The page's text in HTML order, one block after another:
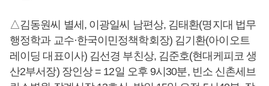
△김동원씨 별세, 이광일씨 남편상, 김태환(명지대 법무
행정학과 교수·한국이민정책학회장) 김기환(아이오트
레이딩 대표이사) 김선경 부친상, 김준호(현대케피코 생
산2부서장) 장인상 = 12일 오후 9시30분, 빈소 신촌세브